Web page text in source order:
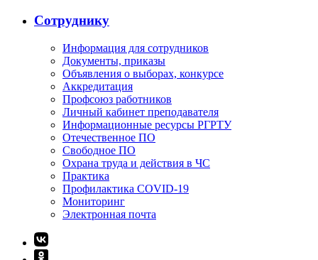
Сотруднику
Информация для сотрудников
Документы, приказы
Объявления о выборах, конкурсе
Аккредитация
Профсоюз работников
Личный кабинет преподавателя
Информационные ресурсы РГРТУ
Отечественное ПО
Свободное ПО
Охрана труда и действия в ЧС
Практика
Профилактика COVID-19
Мониторинг
Электронная почта